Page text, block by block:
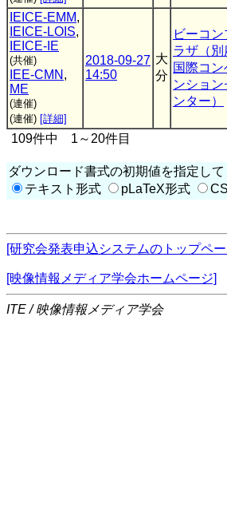
IEICE-EMM,
IEICE-LOIS,
IEICE-IE
(共催)
IEE-CMN ,
ME
(連催)
(連催) [詳細]
2018-09-27
14:50
大
分
ビーコン
ラザ（別
国際コン
ンション
ンター）
109件中 1～20件目
ダウンロード書式の初期値を指定し
テキスト形式
pLaTeX形式
[研究会発表申込システムのトップペ
[映像情報メディア学会ホームページ]
ITE / 映像情報メディア学会